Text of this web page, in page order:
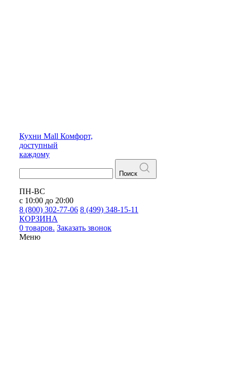
Кухни Mall Комфорт,
доступный
каждому
Поиск
ПН-ВС
с 10:00 до 20:00
8 (800) 302-77-06 8 (499) 348-15-11
КОРЗИНА
0 товаров. Заказать звонок
Меню